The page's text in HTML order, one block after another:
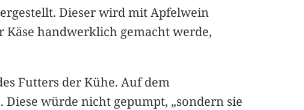
Dieser wird mit Apfelwein
Käse handwerklich gemacht werde,
Futters der Kühe. Auf dem
würde nicht gepumpt, „sondern sie